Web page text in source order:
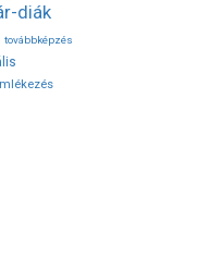
diák
továbbképzés